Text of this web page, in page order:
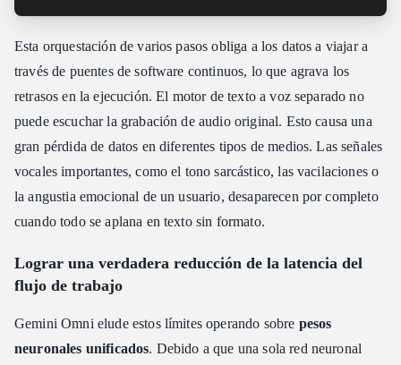
Esta orquestación de varios pasos obliga a los datos a viajar a
través de puentes de software continuos, lo que agrava los
retrasos en la ejecución. El motor de texto a voz separado no
puede escuchar la grabación de audio original. Esto causa una
gran pérdida de datos en diferentes tipos de medios. Las señales
vocales importantes, como el tono sarcástico, las vacilaciones o
la angustia emocional de un usuario, desaparecen por completo
cuando todo se aplana en texto sin formato.
Lograr una verdadera reducción de la latencia del
flujo de trabajo
Gemini Omni elude estos límites operando sobre pesos
neuronales unificados. Debido a que una sola red neuronal